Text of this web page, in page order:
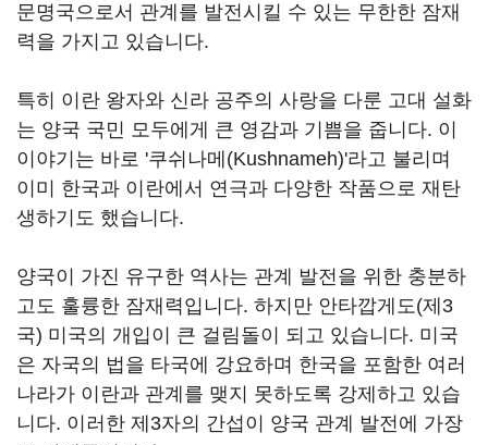
문명국으로서 관계를 발전시킬 수 있는 무한한 잠재
력을 가지고 있습니다.
특히 이란 왕자와 신라 공주의 사랑을 다룬 고대 설화
는 양국 국민 모두에게 큰 영감과 기쁨을 줍니다. 이
이야기는 바로 '쿠쉬나메(Kushnameh)'라고 불리며
이미 한국과 이란에서 연극과 다양한 작품으로 재탄
생하기도 했습니다.
양국이 가진 유구한 역사는 관계 발전을 위한 충분하
고도 훌륭한 잠재력입니다. 하지만 안타깝게도(제3
국) 미국의 개입이 큰 걸림돌이 되고 있습니다. 미국
은 자국의 법을 타국에 강요하며 한국을 포함한 여러
나라가 이란과 관계를 맺지 못하도록 강제하고 있습
니다. 이러한 제3자의 간섭이 양국 관계 발전에 가장